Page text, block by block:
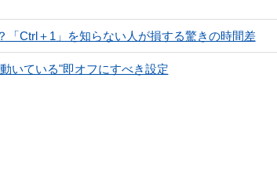
「Ctrl＋1」を知らない人が損する驚きの時間差
いている"即オフにすべき設定